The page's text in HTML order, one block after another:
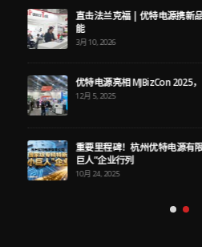
公司新闻
直击法兰克福 | 优特电源携新
重要里程碑！杭州优特电源有